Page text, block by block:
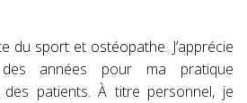
du sport et ostéopathe. J’apprécie
années pour ma pratique
patients. À titre personnel, je